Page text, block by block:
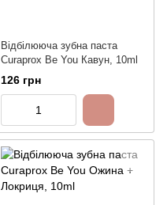
Відбілююча зубна паста
Curaprox Be You Кавун, 10ml
126 грн